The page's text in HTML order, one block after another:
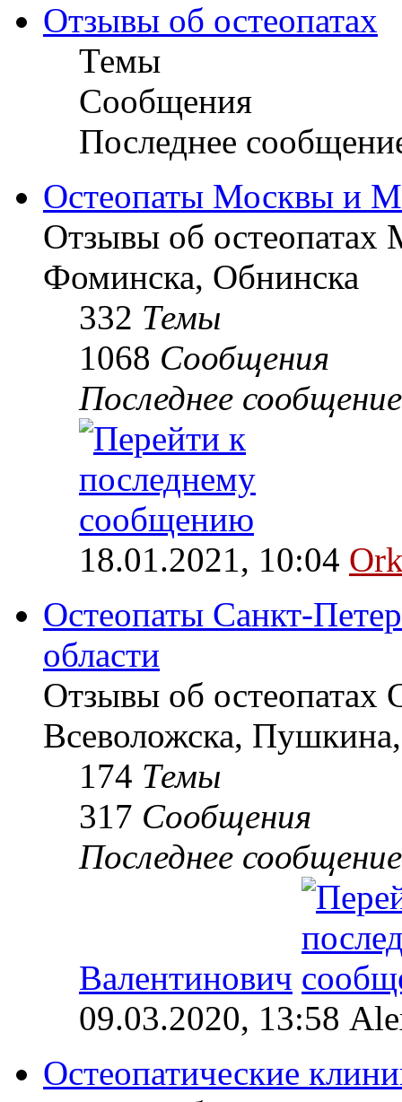
Отзывы об остеопатах
Темы
Сообщения
Последнее
Остеопаты Москвы и
Отзывы об
Фоминска, Обнинска
332 Темы
1068 Сообщения
Последнее сообщение
18.01.2021, 10:04
Остеопаты Санкт-
области
Отзывы об остеопатах
Всеволожска,
174 Темы
317 Сообщения
Последнее сообщение
Валентинович
09.03.2020, 13:58
Остеопатические